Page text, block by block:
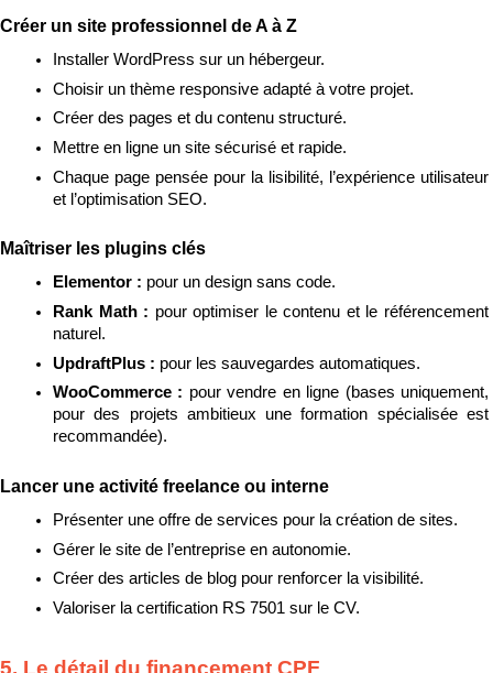
Créer un site professionnel de A à Z
Installer WordPress sur un hébergeur.
Choisir un thème responsive adapté à votre projet.
Créer des pages et du contenu structuré.
Mettre en ligne un site sécurisé et rapide.
Chaque page pensée pour la lisibilité, l’expérience utilisateur
et l’optimisation SEO.
Maîtriser les plugins clés
Elementor : pour un design sans code.
Rank Math : pour optimiser le contenu et le référencement
naturel.
UpdraftPlus : pour les sauvegardes automatiques.
WooCommerce : pour vendre en ligne (bases uniquement,
pour des projets ambitieux une formation spécialisée est
recommandée).
Lancer une activité freelance ou interne
Présenter une offre de services pour la création de sites.
Gérer le site de l’entreprise en autonomie.
Créer des articles de blog pour renforcer la visibilité.
Valoriser la certification RS 7501 sur le CV.
5. Le détail du financement CPF